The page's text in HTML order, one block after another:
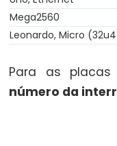
<=
(less
or
equal
Mega2560
Leonardo, Micro
Para as placas
número da